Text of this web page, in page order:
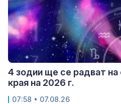
4 зодии ще се радват
края на 2026 г.
07:58 • 07.08.26